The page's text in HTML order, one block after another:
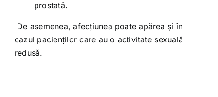
prostată.
De asemenea, afecțiunea poate apărea și în
cazul pacienților care au o activitate sexuală
redusă.